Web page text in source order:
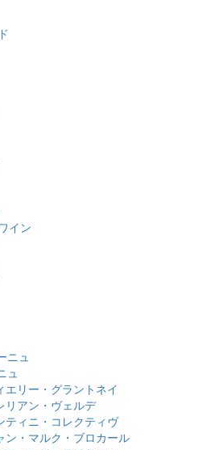
イン
ニュ
ュ
エリー・グラントネイ
リアン・ヴェルデ
ティニ・コレクティヴ
ン・マルク・ブロカール